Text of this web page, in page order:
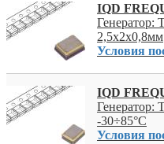
IQD
Генератор:
2,5x2x0,8мм
Условия
IQD
Генератор:
-30÷85°C
Условия